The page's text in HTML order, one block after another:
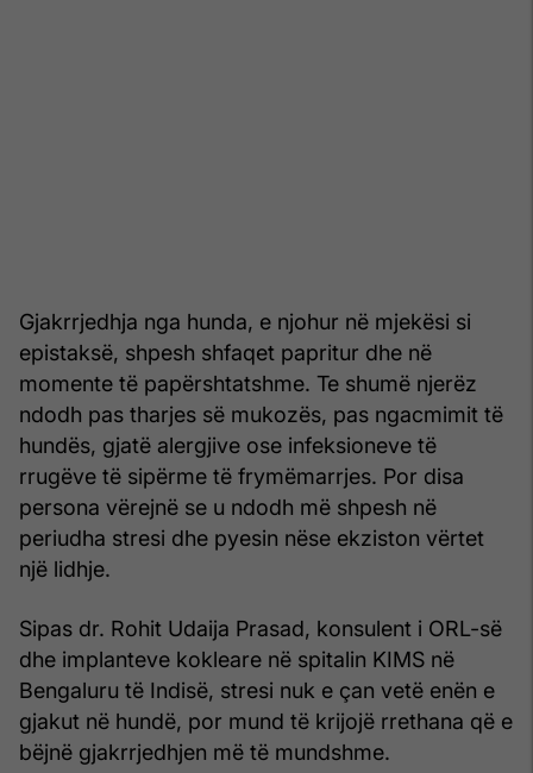
Gjakrrjedhja nga hunda, e njohur në mjekësi si
epistaksë, shpesh shfaqet papritur dhe në
momente të papërshtatshme. Te shumë njerëz
ndodh pas tharjes së mukozës, pas ngacmimit të
hundës, gjatë alergjive ose infeksioneve të
rrugëve të sipërme të frymëmarrjes. Por disa
persona vërejnë se u ndodh më shpesh në
periudha stresi dhe pyesin nëse ekziston vërtet
një lidhje.
Sipas dr. Rohit Udaija Prasad, konsulent i ORL-së
dhe implanteve kokleare në spitalin KIMS në
Bengaluru të Indisë, stresi nuk e çan vetë enën e
gjakut në hundë, por mund të krijojë rrethana që e
bëjnë gjakrrjedhjen më të mundshme.